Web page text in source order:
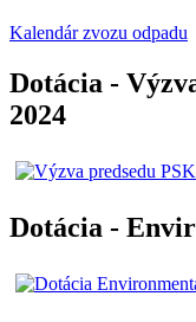
Kalendár zvozu odpadu
Dotácia -
2024
Dotácia -